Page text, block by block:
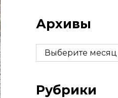
Архивы
Архивы
Рубрики